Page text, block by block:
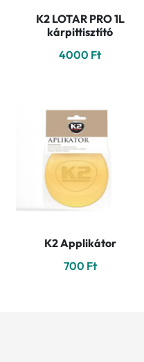
K2 LOTAR PRO 1L
kárpittisztító
4000 Ft
K2 Applikátor
700 Ft